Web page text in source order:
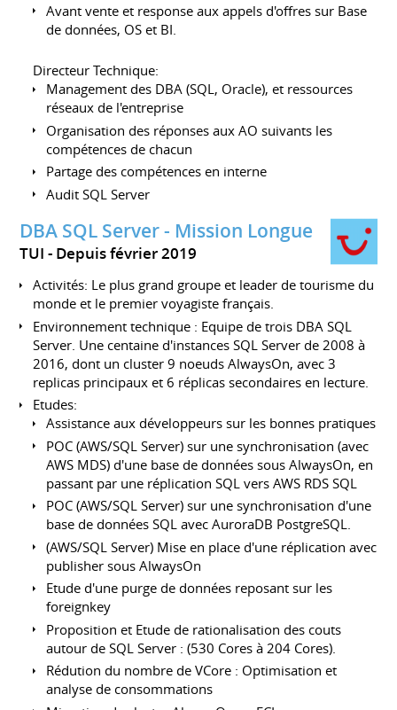
Avant vente et response aux appels d'offres sur Base
de données, OS et BI.
Directeur Technique:
Management des DBA (SQL, Oracle), et ressources
réseaux de l'entreprise
Organisation des réponses aux AO suivants les
compétences de chacun
Partage des compétences en interne
Audit SQL Server
DBA SQL Server - Mission Longue
TUI Depuis février 2019
Activités: Le plus grand groupe et leader de tourisme du
monde et le premier voyagiste français.
Environnement technique : Equipe de trois DBA SQL
Server. Une centaine d'instances SQL Server de 2008 à
2016, dont un cluster 9 noeuds AlwaysOn, avec 3
replicas principaux et 6 réplicas secondaires en lecture.
Etudes:
Assistance aux développeurs sur les bonnes pratiques
POC (AWS/SQL Server) sur une synchronisation (avec
AWS MDS) d'une base de données sous AlwaysOn, en
passant par une réplication SQL vers AWS RDS SQL
POC (AWS/SQL Server) sur une synchronisation d'une
base de données SQL avec AuroraDB PostgreSQL.
(AWS/SQL Server) Mise en place d'une réplication avec
publisher sous AlwaysOn
Etude d'une purge de données reposant sur les
foreignkey
Proposition et Etude de rationalisation des couts
autour de SQL Server : (530 Cores à 204 Cores).
Rédution du nombre de VCore : Optimisation et
analyse de consommations